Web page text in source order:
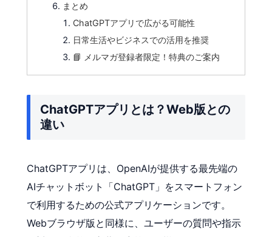
まとめ
ChatGPTアプリで広がる可能性
日常生活やビジネスでの活用を推奨
📘 メルマガ登録者限定！特典のご案内
ChatGPTアプリとは？Web版との
違い
ChatGPTアプリは、OpenAIが提供する最先端の
AIチャットボット「ChatGPT」をスマートフォン
で利用するための公式アプリケーションです。
Webブラウザ版と同様に、ユーザーの質問や指示